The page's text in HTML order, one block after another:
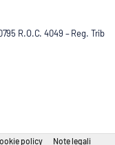
R.O.C. 4049 – Reg. Trib
policy Note legali